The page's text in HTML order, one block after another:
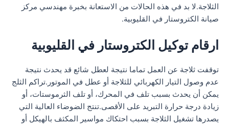
الثلاجة.لا بد في هذه الحالات من الاستعانة بخبرة مهندسي مركز
صيانة الكتروستار في القليوبية.
ارقام توكيل الكتروستار في القليوبية
توقفت ثلاجة عن العمل تماما نتيجة لعطل شائع قد يحدث نتيجة
عدم وصول التيار الكهربائي للثلاجة أو عطل في الموتور.تراكم الثلج
يمكن أن يحدث بسبب تلف في المحرك، أو تلف الثرموستات، أو
زيادة درجة حرارة التبريد على الأقصى.تنتج الضوضاء العالية التي
يصدرها تشغيل الثلاجة بسبب احتكاك مواسير المكثف بالهيكل أو